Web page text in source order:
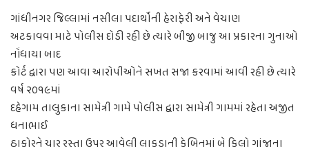
ગાંધીનગર જિલ્લામાં નસીલા પદાર્થોની હેરાફેરી અને વેચાણ
અટકાવવા માટે પોલીસ દોડી રહી છે ત્યારે બીજી બાજુ આ પ્રકારના ગુનાઓ
નોંધાયા બાદ
કોર્ટ દ્વારા પણ આવા આરોપીઓને સખત સજા કરવામાં આવી રહી છે ત્યારે
વર્ષ ૨૦૧૯માં
દહેગામ તાલુકાના સામેત્રી ગામે પોલીસ દ્વારા સામેત્રી ગામમાં રહેતા અજીત
ધનાભાઈ
ઠાકોરને ચાર રસ્તા ઉપર આવેલી લાકડાની કેબિનમાં બે કિલો ગાંજાના